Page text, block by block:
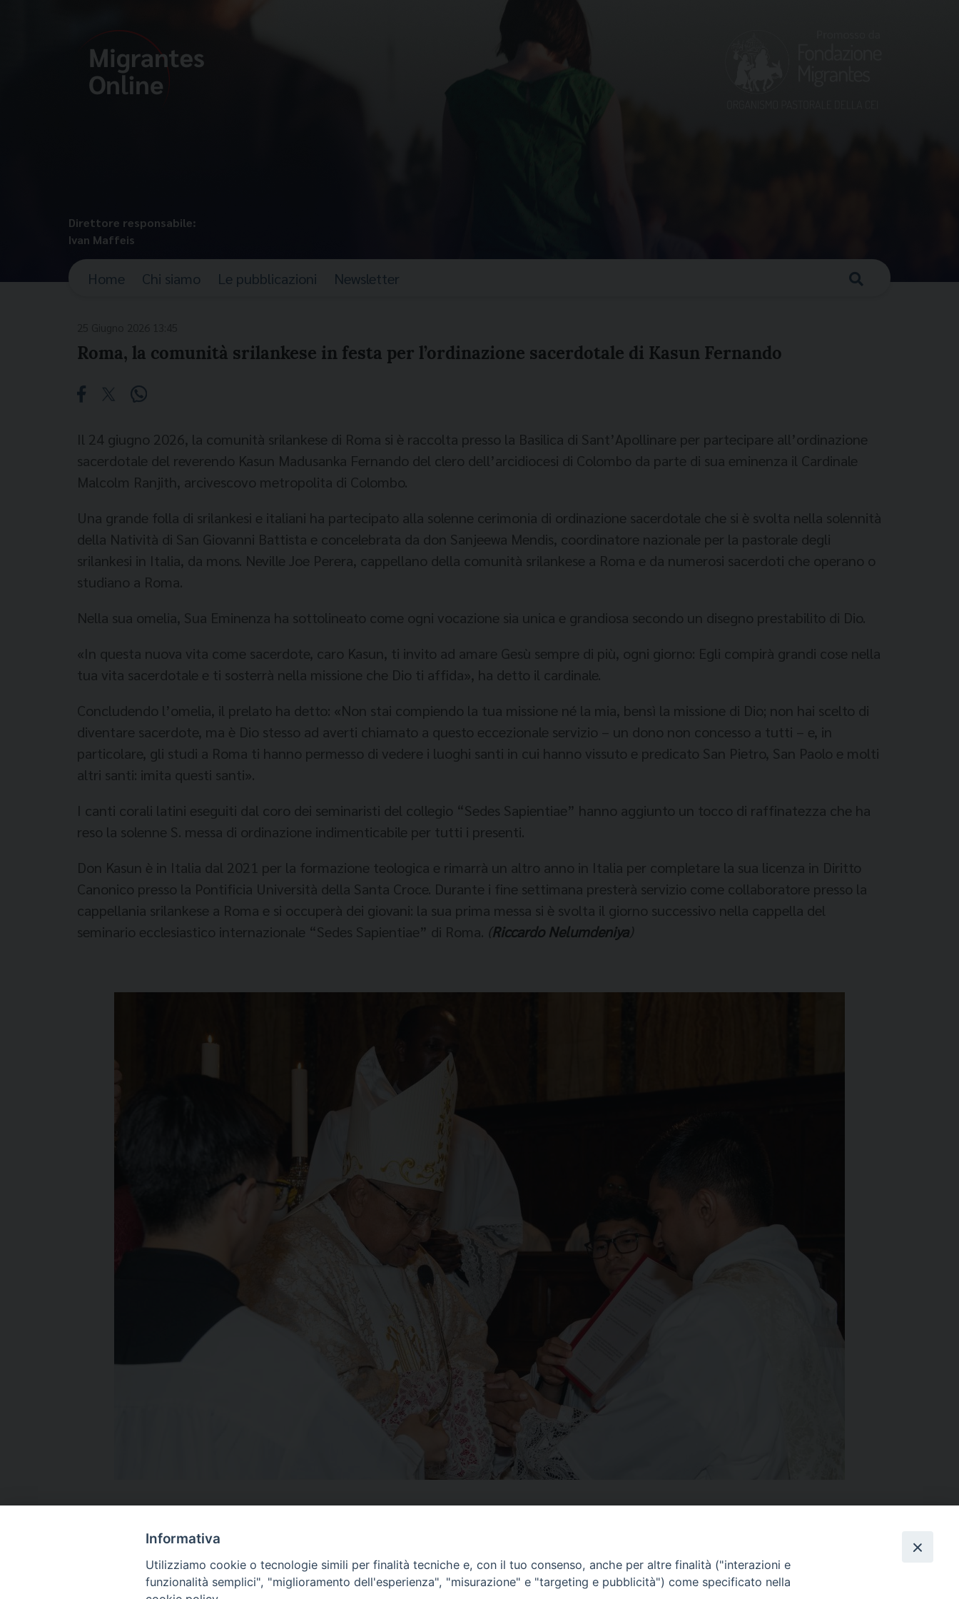
Direttore responsabile:
Ivan Maffeis
Home Chi siamo Le pubblicazioni Newsletter
Roma, la comunità srilankese in festa per l’ordinazione sacerdotale di Kasun Fernando
Il 24 giugno 2026, la comunità srilankese di Roma si è raccolta presso la Basilica di Sant’Apollinare per partecipare all’ordinazione
sacerdotale del reverendo Kasun Madusanka Fernando del clero dell’arcidiocesi di Colombo da parte di sua eminenza il Cardinale
Malcolm Ranjith, arcivescovo metropolita di Colombo.
Una grande folla di srilankesi e italiani ha partecipato alla solenne cerimonia di ordinazione sacerdotale che si è svolta nella solennità
della Natività di San Giovanni Battista e concelebrata da don Sanjeewa Mendis, coordinatore nazionale per la pastorale degli
srilankesi in Italia, da mons. Neville Joe Perera, cappellano della comunità srilankese a Roma e da numerosi sacerdoti che operano o
studiano a Roma.
Nella sua omelia, Sua Eminenza ha sottolineato come ogni vocazione sia unica e grandiosa secondo un disegno prestabilito di Dio.
«In questa nuova vita come sacerdote, caro Kasun, ti invito ad amare Gesù sempre di più, ogni giorno: Egli compirà grandi cose nella
tua vita sacerdotale e ti sosterrà nella missione che Dio ti affida», ha detto il cardinale.
Concludendo l’omelia, il prelato ha detto: «Non stai compiendo la tua missione né la mia, bensì la missione di Dio; non hai scelto di
diventare sacerdote, ma è Dio stesso ad averti chiamato a questo eccezionale servizio – un dono non concesso a tutti – e, in
particolare, gli studi a Roma ti hanno permesso di vedere i luoghi santi in cui hanno vissuto e predicato San Pietro, San Paolo e molti
altri santi: imita questi santi».
I canti corali latini eseguiti dal coro dei seminaristi del collegio “Sedes Sapientiae” hanno aggiunto un tocco di raffinatezza che ha
reso la solenne S. messa di ordinazione indimenticabile per tutti i presenti.
Don Kasun è in Italia dal 2021 per la formazione teologica e rimarrà un altro anno in Italia per completare la sua licenza in Diritto
Canonico presso la Pontificia Università della Santa Croce. Durante i fine settimana presterà servizio come collaboratore presso la
cappellania srilankese a Roma e si occuperà dei giovani: la sua prima messa si è svolta il giorno successivo nella cappella del
seminario ecclesiastico internazionale “Sedes Sapientiae” di Roma. (Riccardo Nelumdeniya)
PASTORALE ETNICA SRILANKESI IN ITALIA SUL TERRITORIO
Informativa
Utilizziamo cookie o tecnologie simili per finalità tecniche e, con il tuo consenso, anche per altre finalità ("interazioni e
funzionalità semplici", "miglioramento dell'esperienza", "misurazione" e "targeting e pubblicità") come specificato nella